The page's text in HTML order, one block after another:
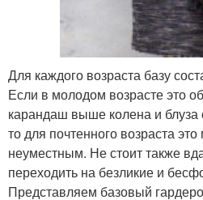
Для каждого возраста базу
Если в молодом возрасте это
карандаш выше колена и блуза
то для почтенного возраста
неуместным. Не стоит также
переходить на безликие и
Представляем базовый